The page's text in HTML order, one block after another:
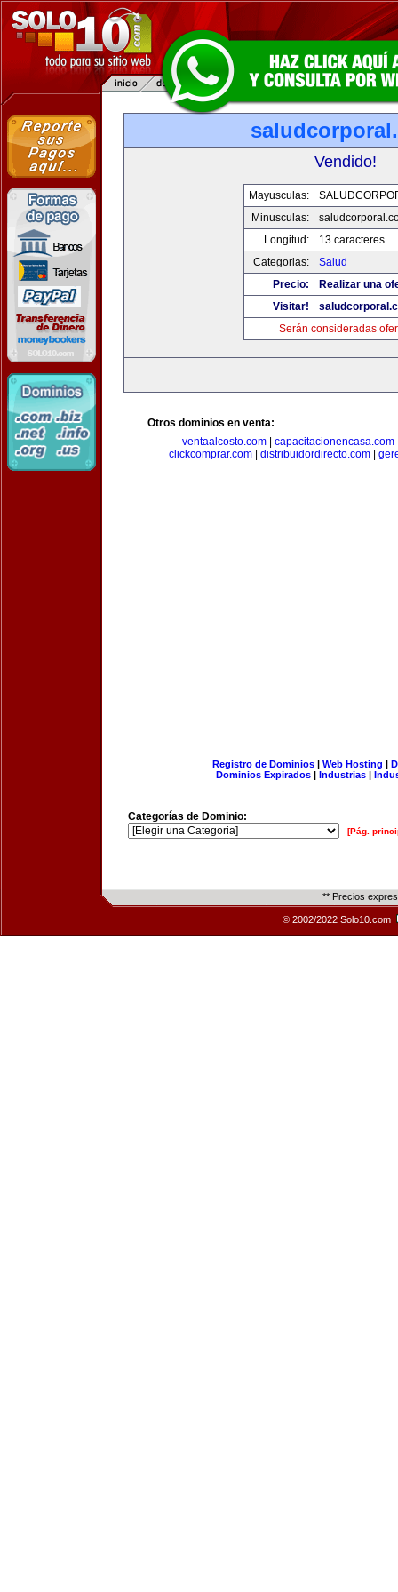
Vendido!
Mayusculas:
Minusculas:
Longitud:
13 caracteres
Categorias:
Salud
Precio:
Realizar una
Visitar!
Serán consideradas
Otros dominios en venta:
ventaalcosto.com
capacitacionencasa.com
clickcomprar.com| distribuidordirecto.com|
Registro de Dominios| Web Hosting |
Dominios Expirados | Industrias |
Categorías de Dominio:
[Pág.
** Precios
© 2002/2022 Solo10.com